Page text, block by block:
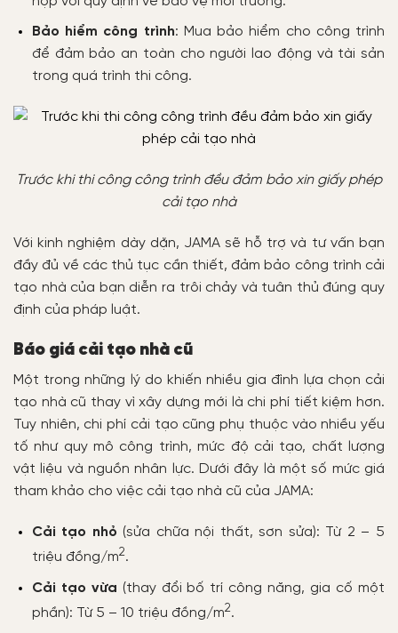
Bảo hiểm công trình: Mua bảo hiểm cho công trình
để đảm bảo an toàn cho người lao động và tài sản
trong quá trình thi công.
Trước khi thi công công trình đều đảm bảo xin giấy phép
cải tạo nhà
Với kinh nghiệm dày dặn, JAMA sẽ hỗ trợ và tư vấn bạn
đầy đủ về các thủ tục cần thiết, đảm bảo công trình cải
tạo nhà của bạn diễn ra trôi chảy và tuân thủ đúng quy
định của pháp luật.
Báo giá cải tạo nhà cũ
Một trong những lý do khiến nhiều gia đình lựa chọn cải
tạo nhà cũ thay vì xây dựng mới là chi phí tiết kiệm hơn.
Tuy nhiên, chi phí cải tạo cũng phụ thuộc vào nhiều yếu
tố như quy mô công trình, mức độ cải tạo, chất lượng
vật liệu và nguồn nhân lực. Dưới đây là một số mức giá
tham khảo cho việc cải tạo nhà cũ của JAMA:
Cải tạo nhỏ (sửa chữa nội thất, sơn sửa): Từ 2 – 5
triệu đồng/m2.
Cải tạo vừa (thay đổi bố trí công năng, gia cố một
phần): Từ 5 – 10 triệu đồng/m2.